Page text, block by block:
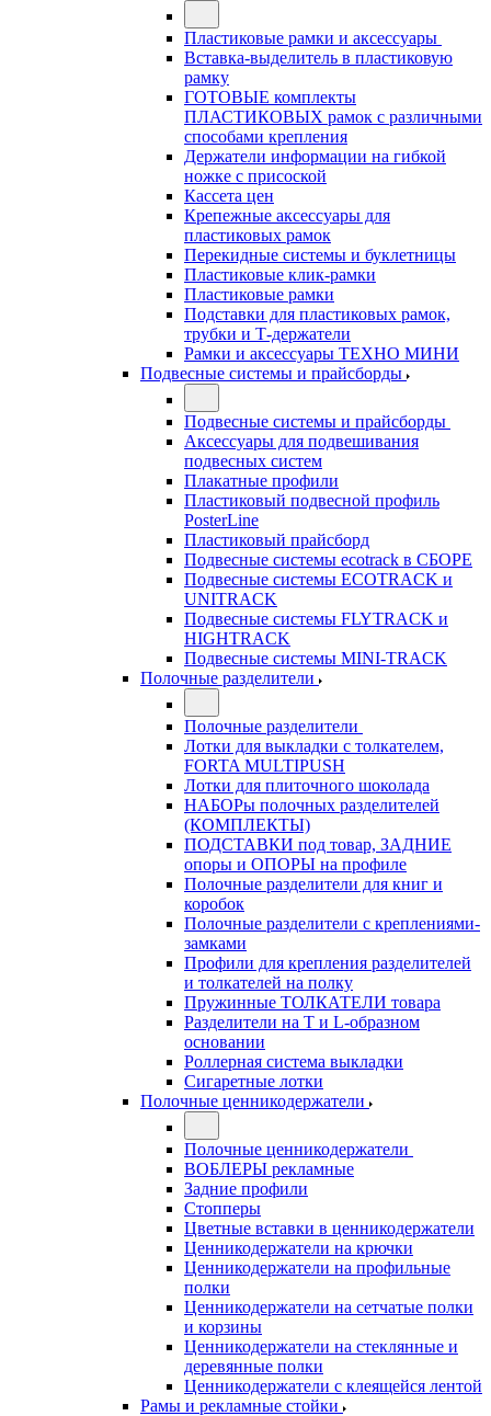
Пластиковые рамки и аксессуары
Вставка-выделитель в пластиковую
рамку
ГОТОВЫЕ комплекты
ПЛАСТИКОВЫХ рамок с различными
способами крепления
Держатели информации на гибкой
ножке с присоской
Кассета цен
Крепежные аксессуары для
пластиковых рамок
Перекидные системы и буклетницы
Пластиковые клик-рамки
Пластиковые рамки
Подставки для пластиковых рамок,
трубки и Т-держатели
Рамки и аксессуары ТЕХНО МИНИ
Подвесные системы и прайсборды
Подвесные системы и прайсборды
Аксессуары для подвешивания
подвесных систем
Плакатные профили
Пластиковый подвесной профиль
PosterLine
Пластиковый прайсборд
Подвесные системы ecotrack в СБОРЕ
Подвесные системы ECOTRACK и
UNITRACK
Подвесные системы FLYTRACK и
HIGHTRACK
Подвесные системы MINI-TRACK
Полочные разделители
Полочные разделители
Лотки для выкладки с толкателем,
FORTA MULTIPUSH
Лотки для плиточного шоколада
НАБОРы полочных разделителей
(КОМПЛЕКТЫ)
ПОДСТАВКИ под товар, ЗАДНИЕ
опоры и ОПОРЫ на профиле
Полочные разделители для книг и
коробок
Полочные разделители с креплениями-
замками
Профили для крепления разделителей
и толкателей на полку
Пружинные ТОЛКАТЕЛИ товара
Разделители на Т и L-образном
основании
Роллерная система выкладки
Сигаретные лотки
Полочные ценникодержатели
Полочные ценникодержатели
ВОБЛЕРЫ рекламные
Задние профили
Стопперы
Цветные вставки в ценникодержатели
Ценникодержатели на крючки
Ценникодержатели на профильные
полки
Ценникодержатели на сетчатые полки
и корзины
Ценникодержатели на стеклянные и
деревянные полки
Ценникодержатели с клеящейся лентой
Рамы и рекламные стойки